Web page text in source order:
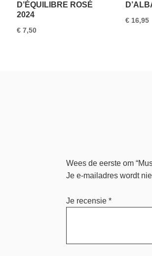
D’ÉQUILIBRE ROSÉ
2024
€7,50
€ 16,95
Wees de eerste om
Je e-mailadres wordt
Je recensie*